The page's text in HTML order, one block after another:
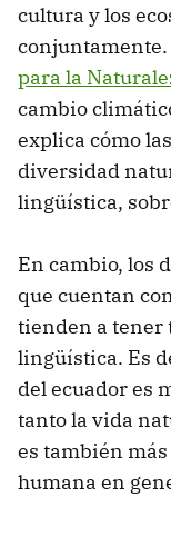
cultura y los
conjuntamente.
para la
cambio
explica cómo
diversidad
lingüística,
En cambio, los
que cuentan
tienden a tener
lingüística. Es
del ecuador es
tanto la vida
es también
humana en